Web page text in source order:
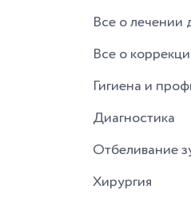
Все о лечении
Все о
Гигиена и
Диагностика
Отбеливание
Хирургия